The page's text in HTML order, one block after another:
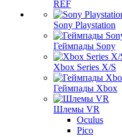
REF
Sony Playstation
Геймпады Sony
Xbox Series X/S
Геймпады Xbox
Шлемы VR
Oculus
Pico